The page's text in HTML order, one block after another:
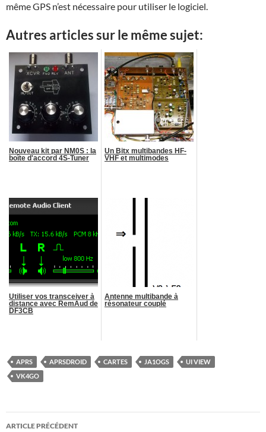
même GPS n’est nécessaire pour utiliser le logiciel.
Autres articles sur le même sujet:
Nouveau kit par NM0S : la
boîte d'accord 4S-Tuner
Un Bitx multibandes HF-
VHF et multimodes
Utiliser vos transceiver à
distance avec RemAud de
DF3CB
Antenne multibande à
résonateur couplé
APRS APRSDROID CARTES JA1OGS
UI VIEW
VK4GO
Navigation
ARTICLE PRÉCÉDENT